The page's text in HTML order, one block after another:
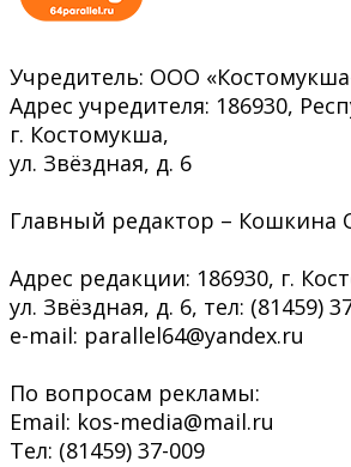
Учредитель: ООО
Адрес учредителя: 186930,
г. Костомукша,
ул. Звёздная, д. 6
Главный редактор – Кошкина
Адрес редакции: 186930, г.
ул. Звёздная, д. 6, тел: (81459)
e-mail: parallel64@yandex.ru
По вопросам рекламы:
Email: kos-media@mail.ru
Тел: (81459) 37-009